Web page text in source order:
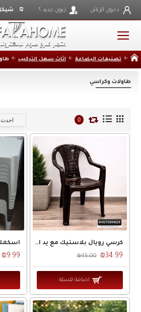
دخول الزبائن زبون جديد ؟ ₪
تصنيفات البضاعة اثاث سهل التركيب
طاولات وكراسي
0
كرسي رويال بلاستيك مع يد Royal
₪34.99
₪45.00
اضافة للسلة
₪9.99